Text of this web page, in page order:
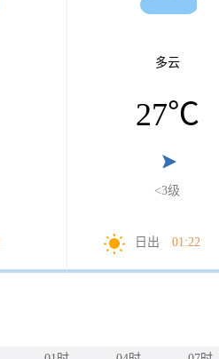
多云
27℃
<3级
日出 01:22